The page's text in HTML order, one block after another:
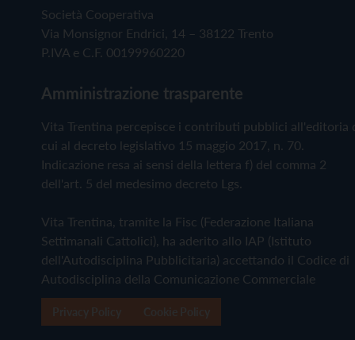
Società Cooperativa
Via Monsignor Endrici, 14 – 38122 Trento
P.IVA e C.F. 00199960220
Amministrazione trasparente
Vita Trentina percepisce i contributi pubblici all'editoria
cui al decreto legislativo 15 maggio 2017, n. 70.
Indicazione resa ai sensi della lettera f) del comma 2
dell'art. 5 del medesimo decreto Lgs.
Vita Trentina, tramite la Fisc (Federazione Italiana
Settimanali Cattolici), ha aderito allo IAP (Istituto
dell'Autodisciplina Pubblicitaria) accettando il Codice di
Autodisciplina della Comunicazione Commerciale